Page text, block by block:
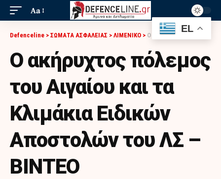
Aa
Defenceline > ΣΩΜΑΤΑ ΑΣΦΑΛΕΙΑΣ > ΛΙΜΕΝΙΚΟ > Ο ΑΚΉΡΥΧΤΟΣ ΠΌΛΕΜΟΣ ΤΟΥ ΑΙΓΑΊΟΥ ΚΑΙ ΤΑ ΚΛΙΜΆΚΙΑ ΕΙΔΙΚΏΝ ΑΠΟΣΤΟΛΏΝ ΤΟΥ ΛΣ – ΒΙΝΤΕΟ
Ο ακήρυχτος πόλεμος
του Αιγαίου και τα
Κλιμάκια Ειδικών
Αποστολών του ΛΣ –
ΒΙΝΤΕΟ
EL